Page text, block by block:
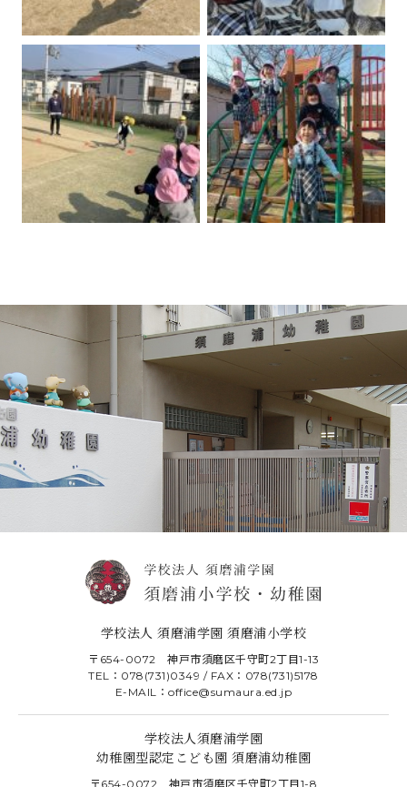
学校法人 須磨浦学園 須磨浦小学校
〒654-0072 神戸市須磨区千守町2丁目1-13
TEL：078(731)0349 / FAX：078(731)5178
E-MAIL：office@sumaura.ed.jp
学校法人須磨浦学園
幼稚園型認定こども園 須磨浦幼稚園
〒654-0072 神戸市須磨区千守町2丁目1-8